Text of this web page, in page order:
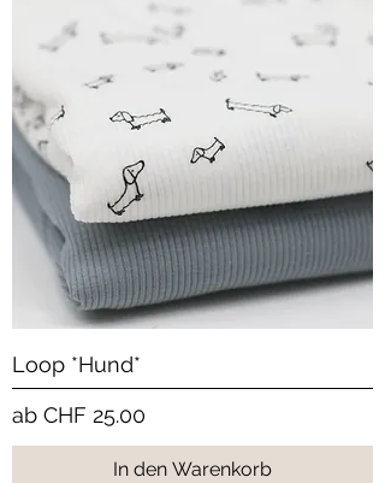
Loop *Hund*
ab CHF 25.00
Sale-Preis
In den Warenkorb